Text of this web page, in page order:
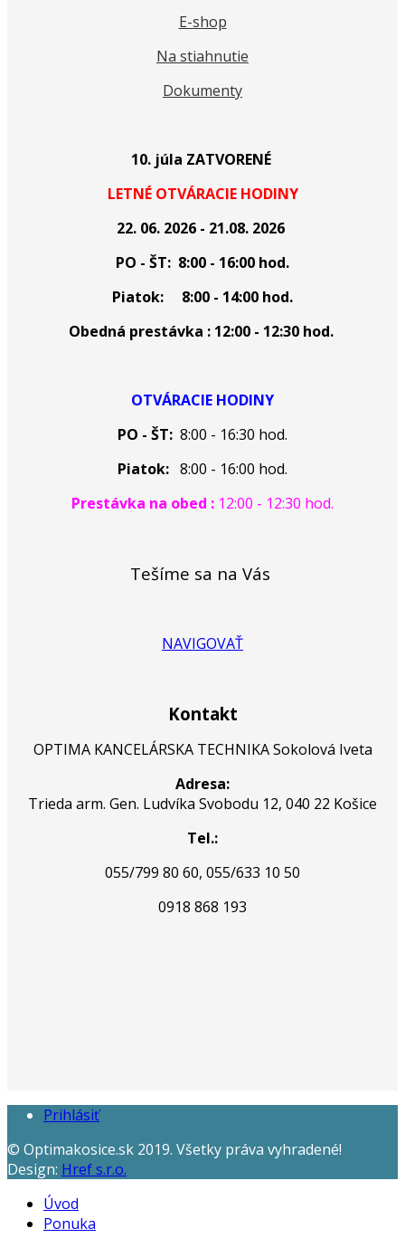
E-shop
Na stiahnutie
Dokumenty
10. júla ZATVORENÉ
LETNÉ OTVÁRACIE HODINY
22. 06. 2026 - 21.08. 2026
PO - ŠT: 8:00 - 16:00 hod.
Piatok: 8:00 - 14:00 hod.
Obedná prestávka : 12:00 - 12:30 hod.
OTVÁRACIE HODINY
PO - ŠT: 8:00 - 16:30 hod.
Piatok: 8:00 - 16:00 hod.
Prestávka na obed : 12:00 - 12:30 hod.
Tešíme sa na Vás
NAVIGOVAŤ
Kontakt
OPTIMA KANCELÁRSKA TECHNIKA Sokolová Iveta
Adresa:
Trieda arm. Gen. Ludvíka Svobodu 12, 040 22 Košice
Tel.:
055/799 80 60, 055/633 10 50
0918 868 193
Prihlásiť
© Optimakosice.sk 2019. Všetky práva vyhradené!
Design: Href s.r.o.
Úvod
Ponuka